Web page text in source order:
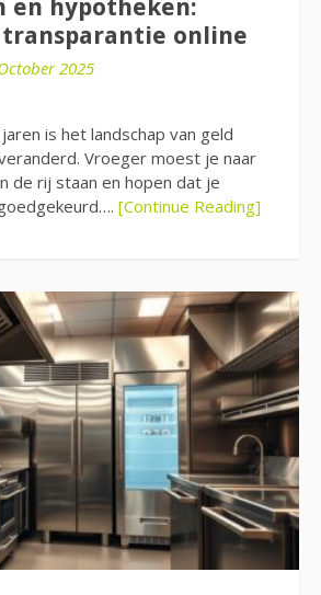
en hypotheken:
transparantie online
2025
is het landschap van geld
Vroeger moest je naar
de rij staan en hopen dat je
[Continue Reading]